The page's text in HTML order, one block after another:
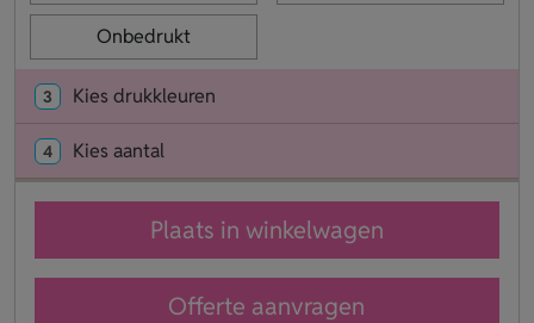
Onbedrukt
3 Kies drukkleuren
4 Kies aantal
Plaats in winkelwagen
Offerte aanvragen